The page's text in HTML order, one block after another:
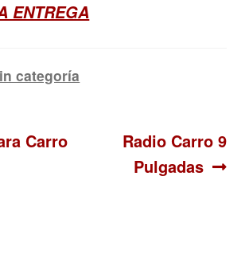
ENTREGA
categoría
Carro
Siguiente:
Radio Carro 9
Pulgadas